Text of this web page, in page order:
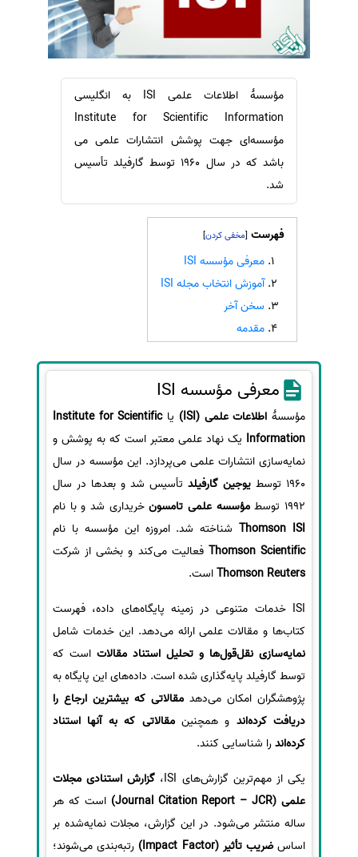
ترجمه عربی به فارسی
مشاهده همه زبان ها
سفارش پارافریز
سفارش کاهش کمیت
سفارش معرفی مجله
سفارش معرفی مقاله
سفارش معرفی کتاب
سفارش چکیده مبسوط
سفارش ترجمه مولتی‌مدیا
سفارش گویندگی
سفارش تولید محتوا
سفارش ترجمه همزمان
سفارش چکیده گرافیکی
سفارش تهیه کاورلتر
سفارش انگیزه‌نامه‌SOP
مؤسسهٔ اطلاعات علمی ISI به انگلیسی
Institute for Scientific Information
مؤسسه‌ای جهت پوشش انتشارات علمی می
باشد که در سال ۱۹۶۰ توسط گارفیلد تأسیس
شد.
فهرست [
]
معرفی مؤسسه ISI
آموزش انتخاب مجله ISI
سخن آخر
مقدمه
معرفی مؤسسه ISI
مؤسسهٔ اطلاعات علمی (ISI) یاInstitute for Scientific
Information یک نهاد علمی معتبر است که به پوشش و
نمایه‌سازی انتشارات علمی می‌پردازد. این مؤسسه در سال
1960 توسط
یوجین گارفیلد تأسیس شد و بعدها در سال
1992 توسط
مؤسسه علمی تامسونخریداری شد و با نام
Thomson ISIشناخته شد. امروزه این مؤسسه با نام
Thomson Scientific فعالیت می‌کند و بخشی از شرکت
Thomson Reutersاست.
ISI خدمات متنوعی در زمینه پایگاه‌های داده، فهرست
کتاب‌ها و مقالات علمی ارائه می‌دهد. این خدمات شامل
نمایه‌سازی نقل‌قول‌ها و تحلیل استناد مقالات است که
توسط گارفیلد پایه‌گذاری شده است. داده‌های این پایگاه به
پژوهشگران امکان می‌دهد مقالاتی که بیشترین ارجاع را
دریافت کرده‌اند و همچنینمقالاتی که به آنها استناد
کرده‌اندرا شناسایی کنند.
یکی از مهم‌ترین گزارش‌های ISI،
گزارش استنادی مجلات
علمی (Journal Citation Report – JCR)
است که هر
ساله منتشر می‌شود. در این گزارش، مجلات نمایه‌شده بر
اساسضریب تأثیر (Impact Factor)
رتبه‌بندی می‌شوند؛